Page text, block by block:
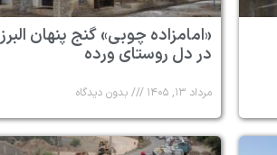
«امامزاده چوبی» گنج پنهان البرز
در دل روستای ورده
مرداد ۱۳, ۱۴۰۵ بدون دیدگاه